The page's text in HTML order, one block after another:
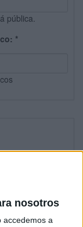
nosotros
accedemos a
pública.
*